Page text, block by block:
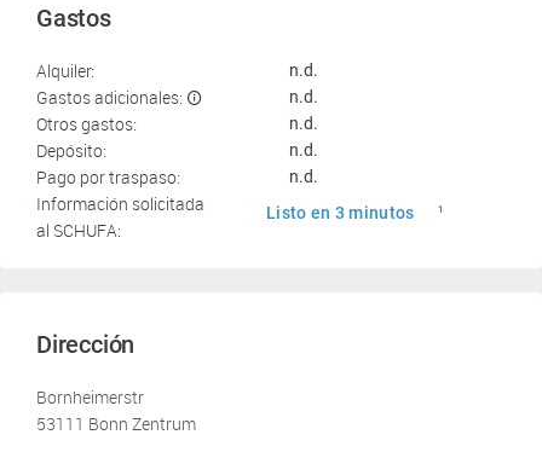
Gastos
Alquiler: n.d.
Gastos adicionales: n.d.
Otros gastos: n.d.
Depósito: n.d.
Pago por traspaso: n.d.
Información solicitada
al SCHUFA:
Listo en 3 minutos 1
Dirección
Bornheimerstr
53111 Bonn Zentrum